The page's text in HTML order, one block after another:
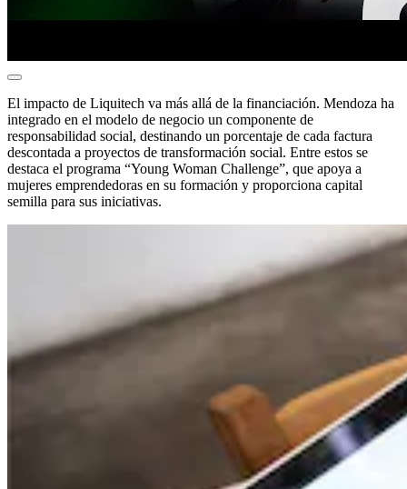
El impacto de Liquitech va más allá de la financiación. Mendoza ha
integrado en el modelo de negocio un componente de
responsabilidad social, destinando un porcentaje de cada factura
descontada a proyectos de transformación social. Entre estos se
destaca el programa “Young Woman Challenge”, que apoya a
mujeres emprendedoras en su formación y proporciona capital
semilla para sus iniciativas.